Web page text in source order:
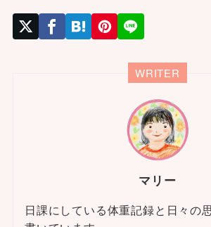
WRITER
マリー
日課にしている体重記録と日々の